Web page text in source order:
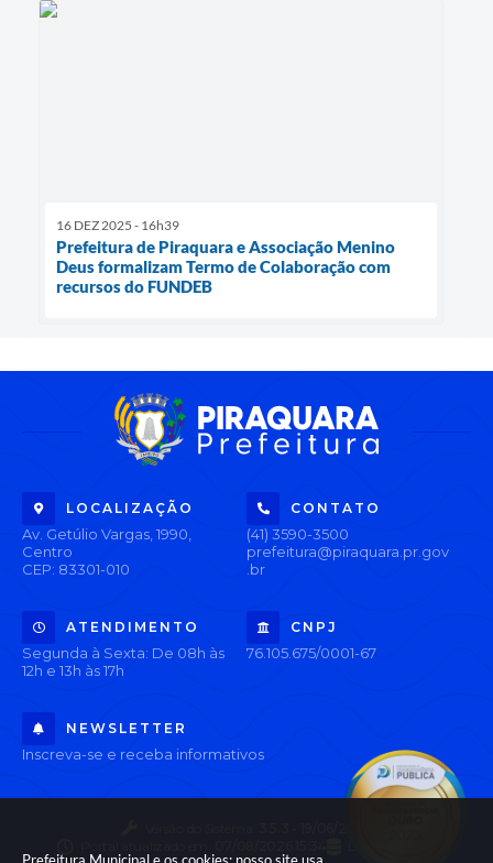
16 DEZ 2025 - 16h39
Prefeitura de Piraquara e Associação Menino
Deus formalizam Termo de Colaboração com
recursos do FUNDEB
LOCALIZAÇÃO
Av. Getúlio Vargas, 1990,
Centro
CEP: 83301-010
CONTATO
(41) 3590-3500
prefeitura@piraquara.pr.gov
.br
ATENDIMENTO
Segunda à Sexta: De 08h às
12h e 13h às 17h
CNPJ
76.105.675/0001-67
NEWSLETTER
Inscreva-se e receba informativos